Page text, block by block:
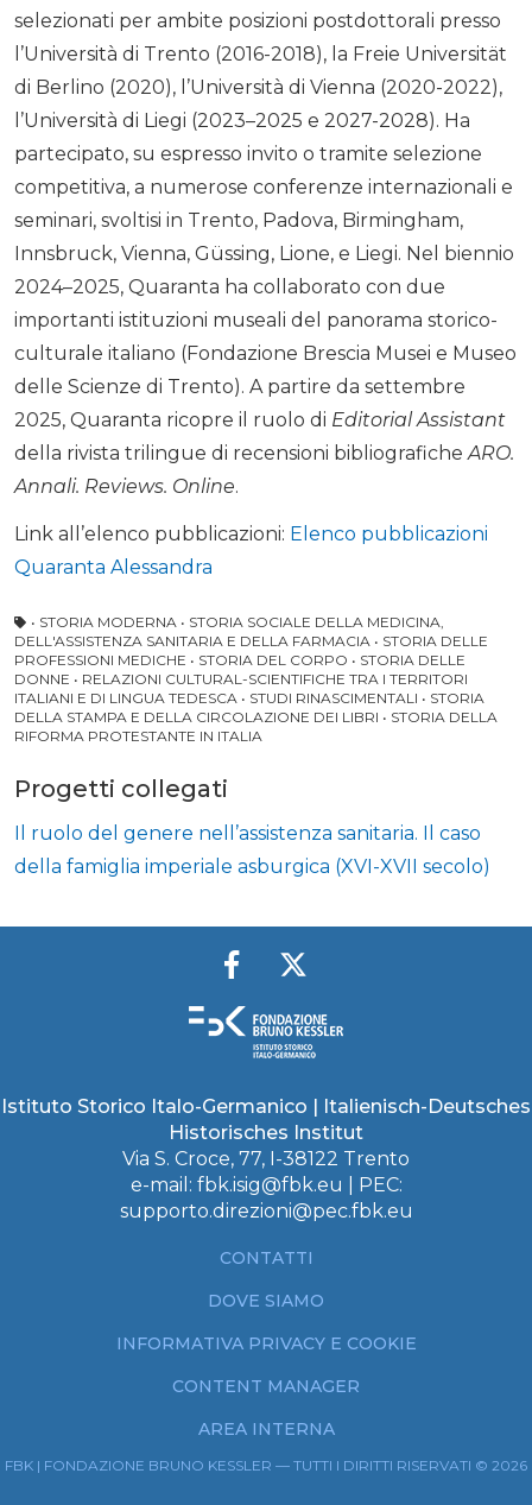
selezionati per ambite posizioni postdottorali presso
l’Università di Trento (2016-2018), la Freie Universität
di Berlino (2020), l’Università di Vienna (2020-2022),
l’Università di Liegi (2023–2025 e 2027-2028). Ha
partecipato, su espresso invito o tramite selezione
competitiva, a numerose conferenze internazionali e
seminari, svoltisi in Trento, Padova, Birmingham,
Innsbruck, Vienna, Güssing, Lione, e Liegi. Nel biennio
2024–2025, Quaranta ha collaborato con due
importanti istituzioni museali del panorama storico-
culturale italiano (Fondazione Brescia Musei e Museo
delle Scienze di Trento). A partire da settembre
2025, Quaranta ricopre il ruolo di Editorial Assistant
della rivista trilingue di recensioni bibliografiche ARO.
Annali. Reviews. Online.
Link all’elenco pubblicazioni: Elenco pubblicazioni
Quaranta Alessandra
• STORIA MODERNA • STORIA SOCIALE DELLA MEDICINA,
DELL'ASSISTENZA SANITARIA E DELLA FARMACIA • STORIA DELLE
PROFESSIONI MEDICHE • STORIA DEL CORPO • STORIA DELLE
DONNE • RELAZIONI CULTURAL-SCIENTIFICHE TRA I TERRITORI
ITALIANI E DI LINGUA TEDESCA • STUDI RINASCIMENTALI • STORIA
DELLA STAMPA E DELLA CIRCOLAZIONE DEI LIBRI • STORIA DELLA
RIFORMA PROTESTANTE IN ITALIA
Progetti collegati
Il ruolo del genere nell’assistenza sanitaria. Il caso
della famiglia imperiale asburgica (XVI-XVII secolo)
Istituto Storico Italo-Germanico | Italienisch-Deutsches
Historisches Institut
Via S. Croce, 77, I-38122 Trento
e-mail: fbk.isig@fbk.eu | PEC:
supporto.direzioni@pec.fbk.eu
CONTATTI
DOVE SIAMO
INFORMATIVA PRIVACY E COOKIE
CONTENT MANAGER
AREA INTERNA
FBK | FONDAZIONE BRUNO KESSLER — TUTTI I DIRITTI RISERVATI © 2026